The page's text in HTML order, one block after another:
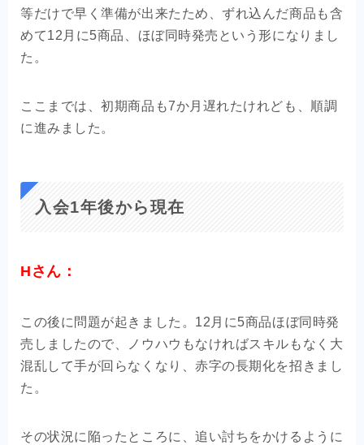
等だけで早く準備が出来たため、ずれ込んだ商品も含
めて12月に5商品、ほぼ同時発売という形になりまし
た。
ここまでは、初期商品も7か月遅れたけれども、順調
に進みました。
入会1年後から現在
Hさん：
この後に問題が起きました。12月に5商品ほぼ同時発
売しましたので、ノウハウもなければスキルもなく大
混乱して手が回らなくなり、赤字の長期化を招きまし
た。
その状況に陥ったところに、追い討ちをかけるように